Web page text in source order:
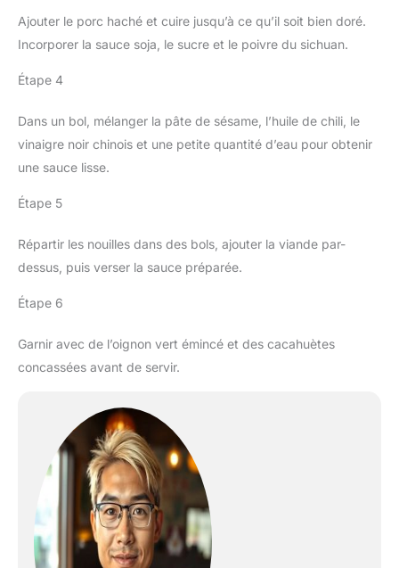
Ajouter le porc haché et cuire jusqu’à ce qu’il soit bien doré.
Incorporer la sauce soja, le sucre et le poivre du sichuan.
Étape 4
Dans un bol, mélanger la pâte de sésame, l’huile de chili, le
vinaigre noir chinois et une petite quantité d’eau pour obtenir
une sauce lisse.
Étape 5
Répartir les nouilles dans des bols, ajouter la viande par-
dessus, puis verser la sauce préparée.
Étape 6
Garnir avec de l’oignon vert émincé et des cacahuètes
concassées avant de servir.